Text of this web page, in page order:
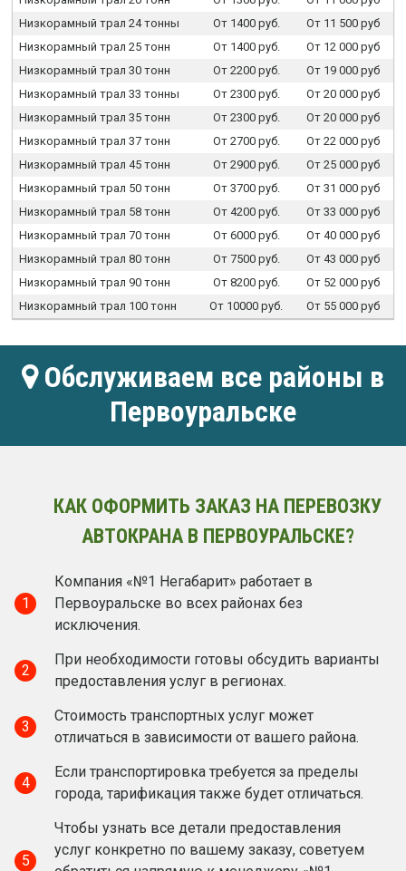
Низкорамный трал 24 тонны
От 1400 руб.
От 11 500 руб
Низкорамный трал 25 тонн
От 1400 руб.
От 12 000 руб
Низкорамный трал 30 тонн
От 2200 руб.
От 19 000 руб
Низкорамный трал 33 тонны
От 2300 руб.
От 20 000 руб
Низкорамный трал 35 тонн
От 2300 руб.
От 20 000 руб
Низкорамный трал 37 тонн
От 2700 руб.
От 22 000 руб
Низкорамный трал 45 тонн
От 2900 руб.
От 25 000 руб
Низкорамный трал 50 тонн
От 3700 руб.
От 31 000 руб
Низкорамный трал 58 тонн
От 4200 руб.
От 33 000 руб
Низкорамный трал 70 тонн
От 6000 руб.
От 40 000 руб
Низкорамный трал 80 тонн
От 7500 руб.
От 43 000 руб
Низкорамный трал 90 тонн
От 8200 руб.
От 52 000 руб
Низкорамный трал 100 тонн
От 10000 руб. От 55 000 руб
Обслуживаем все районы в
Первоуральске
КАК ОФОРМИТЬ ЗАКАЗ НА ПЕРЕВОЗКУ
АВТОКРАНА В ПЕРВОУРАЛЬСКЕ?
1
Компания «№1 Негабарит» работает в
Первоуральске во всех районах без
исключения.
2
При необходимости готовы обсудить варианты
предоставления услуг в регионах.
3
Стоимость транспортных услуг может
отличаться в зависимости от вашего района.
4
Если транспортировка требуется за пределы
города, тарификация также будет отличаться.
5
Чтобы узнать все детали предоставления
услуг конкретно по вашему заказу, советуем